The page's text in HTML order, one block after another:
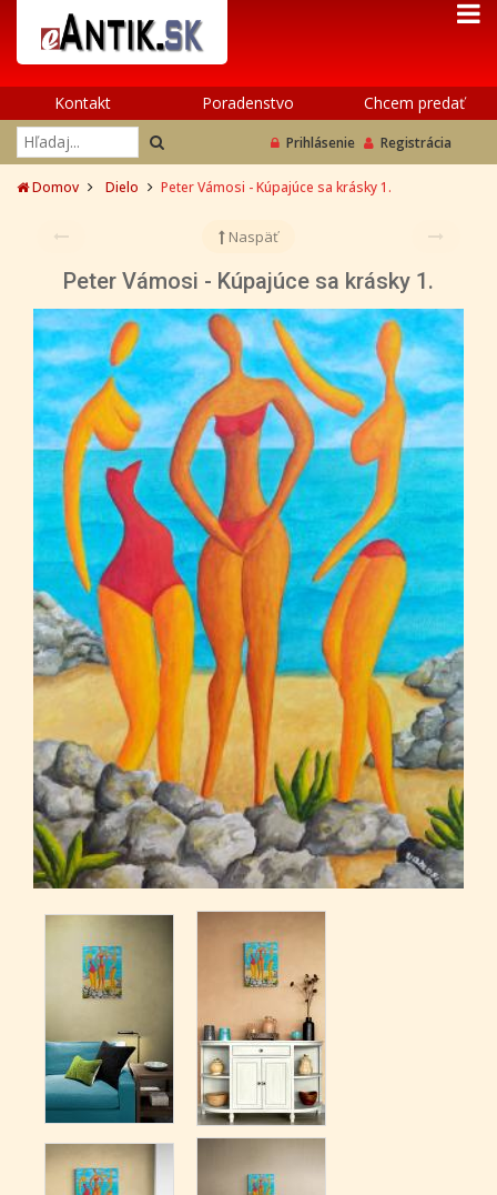
Kontakt Poradenstvo Chcem predať
Prihlásenie Registrácia
Domov Dielo Peter Vámosi - Kúpajúce sa krásky 1.
Naspäť
Peter Vámosi - Kúpajúce sa krásky 1.